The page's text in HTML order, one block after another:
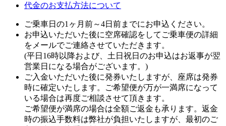
代金のお支払方法について
ご乗車日の1ヶ月前～4日前までにお申込ください。
お申込いただいた後に空席確認をしてご乗車便の詳細
をメールでご連絡させていただきます。
(平日16時以降および、土日祝日のお申込はお返事が翌
営業日になる場合がございます。)
ご入金いただいた後に発券いたしますが、座席は発券
時に確定いたします。ご希望便が万が一満席になって
いる場合は再度ご相談させて頂きます。
ご希望便が満席の場合は全額ご返金も承ります。返金
時の振込手数料は弊社が負担いたしますが、最初のご